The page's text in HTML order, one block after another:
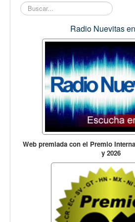
Buscar...
Radio Nuevitas
Web premiada con el Premio
y 2026